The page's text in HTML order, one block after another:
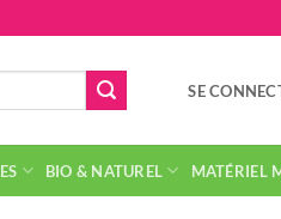
SE
BIO & NATUREL MATÉRIEL